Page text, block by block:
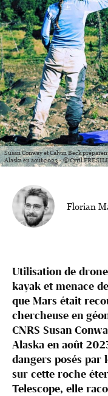
Susan Conway et Calvin Beck
Alaska en août 2023 - © Cyril
Florian
Utilisation de
kayak et menace
que Mars était
chercheuse en
CNRS Susan
Alaska en août
dangers posés
sur cette roche
Telescope, elle